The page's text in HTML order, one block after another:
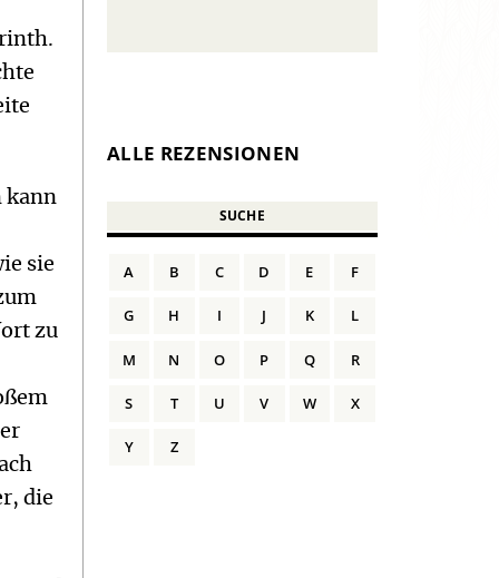
kann
sie
zu
die
ALLE REZENSIONEN
SUCHE
A B C D E F
G H I J K L
M N O P Q R
S T U V W X
Y Z